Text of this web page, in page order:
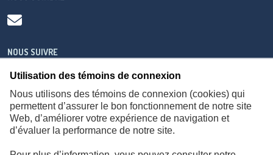
Utilisation des témoins de connexion
Nous utilisons des témoins de connexion (cookies) qui
permettent d’assurer le bon fonctionnement de notre site
Web, d’améliorer votre expérience de navigation et
d’évaluer la performance de notre site.
NOUS SUIVRE
À propos Accessibilité Plan du site
Consignes de sécurité